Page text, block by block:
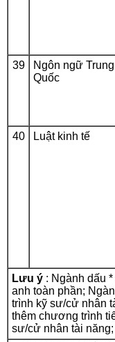
39
Ngôn ngữ Trung
Quốc
40
Luật kinh tế
Lưu ý : Ngành dấu *
anh toàn phần;
trình kỹ sư/cử nhân
thêm chương trình
sư/cử nhân tài năng;